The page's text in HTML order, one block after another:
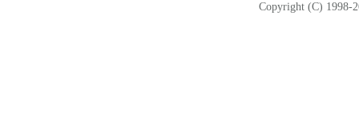
Copyright (C) 1998-